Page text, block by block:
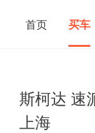
买车
首页
斯柯达 速
上海